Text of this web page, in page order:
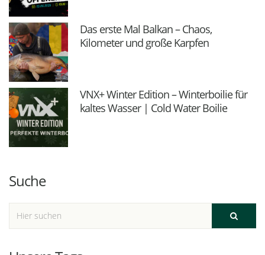
Das erste Mal Balkan – Chaos,
Kilometer und große Karpfen
VNX+ Winter Edition – Winterboilie für
kaltes Wasser | Cold Water Boilie
Suche